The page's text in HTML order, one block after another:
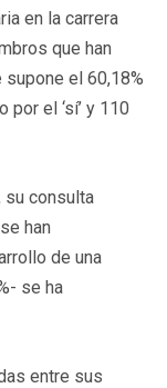
en la carrera
que han
el 60,18%
el ‘sí’ y 110
su consulta
han
de una
se ha
entre sus